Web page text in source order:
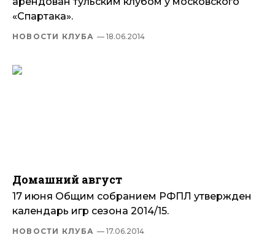
«Спартака».
НОВОСТИ КЛУБА — 18.06.2014
Домашний август
17 июня Общим собранием РФПЛ утвержден
календарь игр сезона 2014/15.
НОВОСТИ КЛУБА — 17.06.2014